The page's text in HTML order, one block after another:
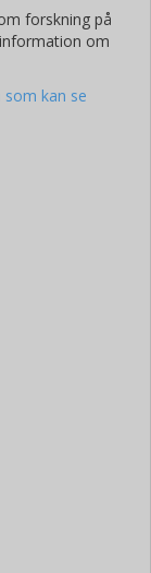
forskning på
om
kan se